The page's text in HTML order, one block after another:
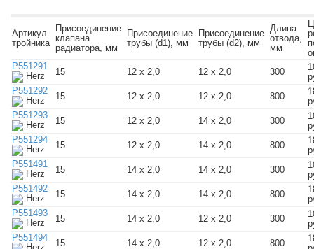
Артикул
тройника
Присоединение
клапана
радиатора, мм
Присоединение
трубы (d1), мм
Присоединение
трубы (d2), мм
Длина
отвода,
мм
P551291
Herz
15 12 х 2,0 12 х 2,0 300
P551292
Herz
15 12 х 2,0 12 х 2,0 800
P551293
Herz
15 12 х 2,0 14 х 2,0 300
P551294
Herz
15 12 х 2,0 14 х 2,0 800
P551491
Herz
15 14 х 2,0 14 х 2,0 300
P551492
Herz
15 14 х 2,0 14 х 2,0 800
P551493
Herz
15 14 х 2,0 12 х 2,0 300
P551494
15 14 х 2,0 12 х 2,0 800